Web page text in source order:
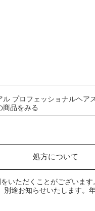
ル プロフェッショナルヘア
商品をみる
処方について
いただくことがございま
途お知らせいたします。